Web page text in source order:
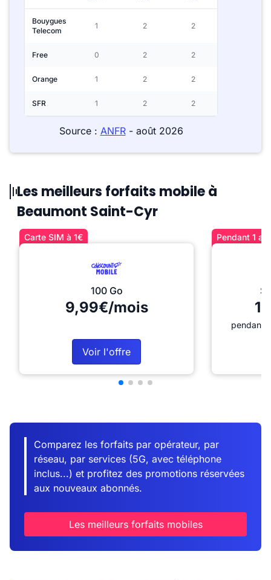
Bouygues
Telecom
1 2 2
Free 0 2 2
Orange 1 2 2
SFR 1 2 2
Source : ANFR- août 2026
Les meilleurs forfaits mobile à
Beaumont Saint-Cyr
Carte SIM à 1€
100 Go
9,99€/mois
Voir l'offre
Pendant 1
pendant
Comparez les forfaits par opérateur, par
réseau, par services (5G, avec téléphone
inclus...) et profitez des promotions réservées
aux nouveaux abonnés.
Les meilleurs forfaits mobiles